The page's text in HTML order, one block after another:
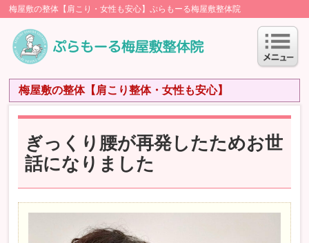
梅屋敷の整体【肩こり・女性も安心】ぷらもーる梅屋敷整体院
梅屋敷の整体【肩こり整体・女性も安心】
ぎっくり腰が再発したためお世
話になりました